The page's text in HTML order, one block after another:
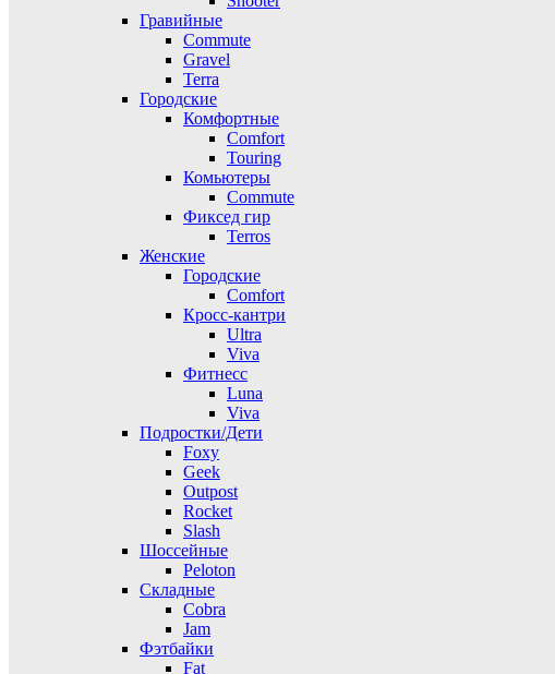
Гравийные
Commute
Gravel
Terra
Городские
Комфортные
Comfort
Touring
Комьютеры
Commute
Фиксед гир
Terros
Женские
Городские
Comfort
Кросс-кантри
Ultra
Viva
Фитнесс
Luna
Viva
Подростки/Дети
Foxy
Geek
Outpost
Rocket
Slash
Шоссейные
Peloton
Складные
Cobra
Jam
Фэтбайки
Fat